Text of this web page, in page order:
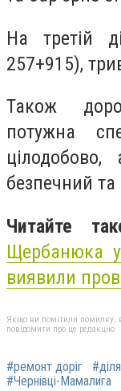
На третій
257+915),
Також
потужна
безпечний
Читайте
Щербанюка
виявили
Якщо ви помітили помилку,
повідомити про це редакцію
#ремонт доріг
#Чернівці-Мамалига